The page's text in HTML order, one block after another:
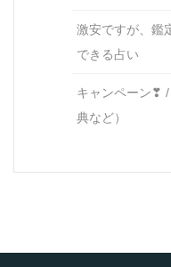
激安ですが、鑑
できる占い
キャンペーン❣
典など）